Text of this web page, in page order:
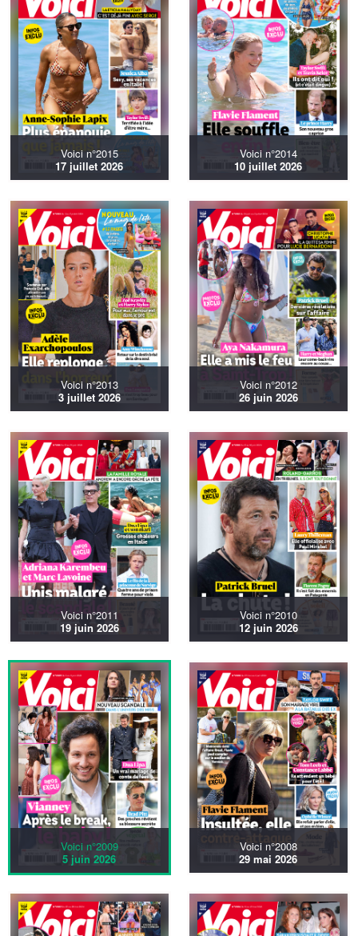
Voici n°2015
17 juillet 2026
Voici n°2014
10 juillet 2026
Voici n°2013
3 juillet 2026
Voici n°2012
26 juin 2026
Voici n°2011
19 juin 2026
Voici n°2010
12 juin 2026
Voici n°2009
5 juin 2026
Voici n°2008
29 mai 2026